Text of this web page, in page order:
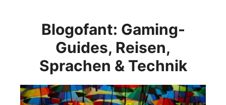
Blogofant: Gaming-
Guides, Reisen,
Sprachen & Technik